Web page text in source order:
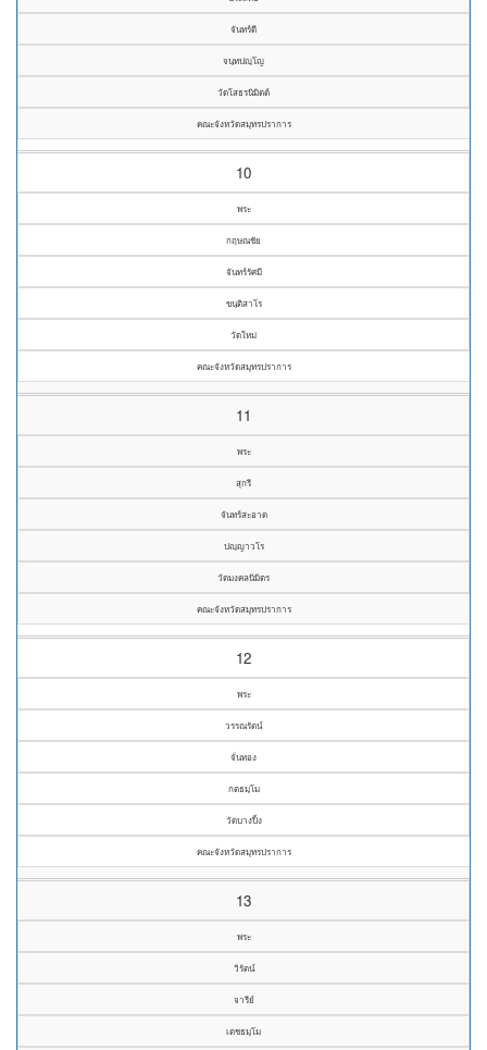
จันทร์ดี
จนฺทปญฺโญ
วัดโสธรนิมิตต์
คณะจังหวัดสมุทรปราการ
10
พระ
กฤษณชัย
จันทร์รัศมี
ขนฺติสาโร
วัดใหม่
คณะจังหวัดสมุทรปราการ
11
พระ
สุกรี
จันทร์สะอาด
ปญฺญาวโร
วัดมงคลนิมิตร
คณะจังหวัดสมุทรปราการ
12
พระ
วรรณรัตน์
จั่นทอง
กตธมฺโม
วัดบางปิ้ง
คณะจังหวัดสมุทรปราการ
13
พระ
วิรัตน์
จารีย์
เตชธมฺโม